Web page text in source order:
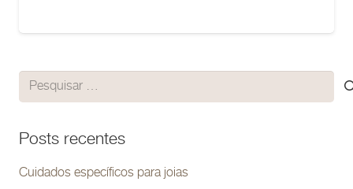
Pesquisar
por:
Posts recentes
Cuidados específicos para joias